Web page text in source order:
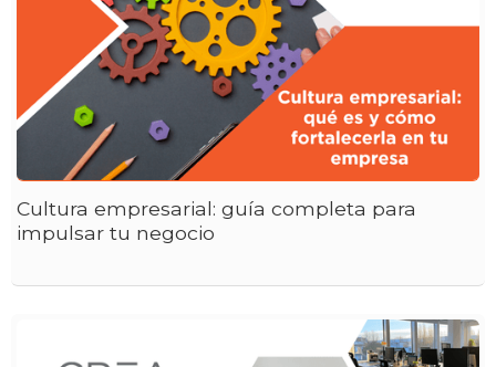
Cultura empresarial: guía completa para
impulsar tu negocio